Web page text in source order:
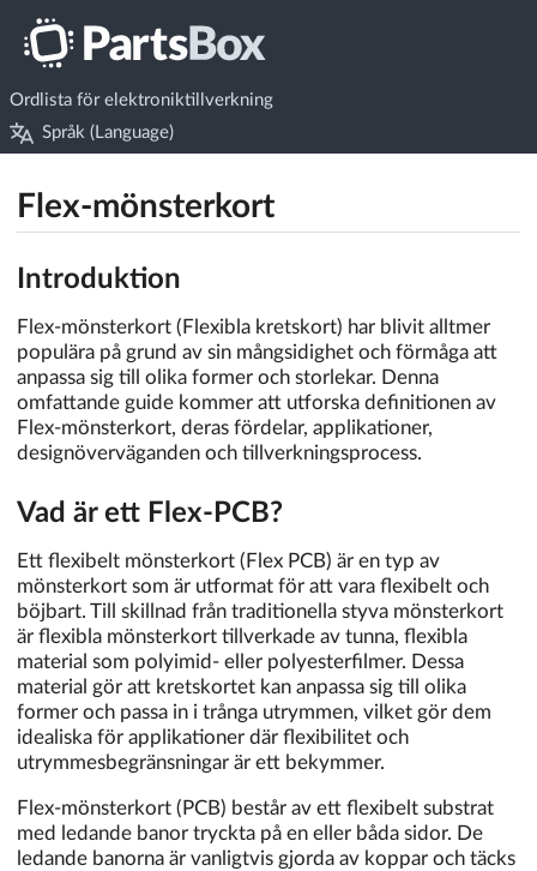
Ordlista för elektroniktillverkning
Språk (Language)
Flex-mönsterkort
Introduktion
Flex-mönsterkort (Flexibla kretskort) har blivit alltmer
populära på grund av sin mångsidighet och förmåga att
anpassa sig till olika former och storlekar. Denna
omfattande guide kommer att utforska definitionen av
Flex-mönsterkort, deras fördelar, applikationer,
designöverväganden och tillverkningsprocess.
Vad är ett Flex-PCB?
Ett flexibelt mönsterkort (Flex PCB) är en typ av
mönsterkort som är utformat för att vara flexibelt och
böjbart. Till skillnad från traditionella styva mönsterkort
är flexibla mönsterkort tillverkade av tunna, flexibla
material som polyimid- eller polyesterfilmer. Dessa
material gör att kretskortet kan anpassa sig till olika
former och passa in i trånga utrymmen, vilket gör dem
idealiska för applikationer där flexibilitet och
utrymmesbegränsningar är ett bekymmer.
Flex-mönsterkort (PCB) består av ett flexibelt substrat
med ledande banor tryckta på en eller båda sidor. De
ledande banorna är vanligtvis gjorda av koppar och täcks